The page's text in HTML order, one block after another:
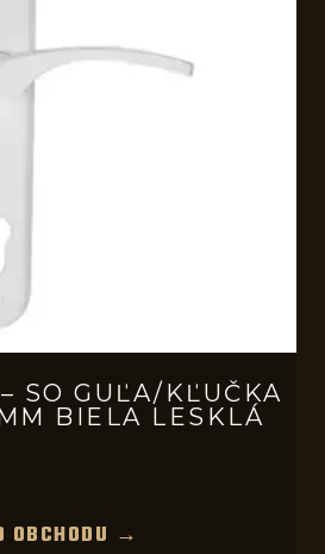
SO GUĽA/KĽUČKA
BIELA LESKLÁ
OBCHODU →